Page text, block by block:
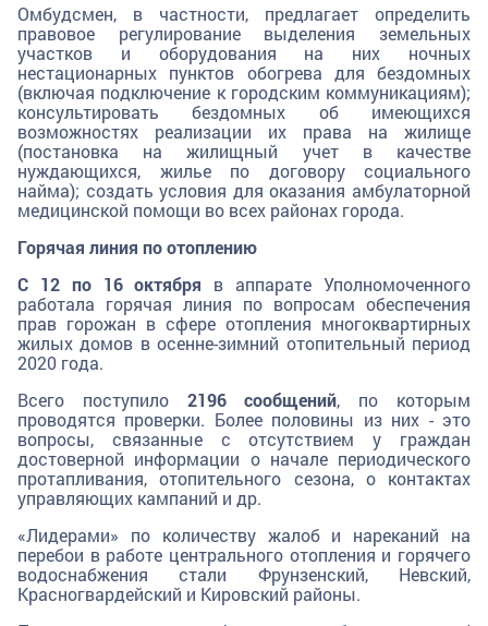
Омбудсмен, в частности, предлагает определить
правовое регулирование выделения земельных
участков и оборудования на них ночных
нестационарных пунктов обогрева для бездомных
(включая подключение к городским коммуникациям);
консультировать бездомных об имеющихся
возможностях реализации их права на жилище
(постановка на жилищный учет в качестве
нуждающихся, жилье по договору социального
найма); создать условия для оказания амбулаторной
медицинской помощи во всех районах города.
Горячая линия по отоплению
С 12 по 16 октября в аппарате Уполномоченного
работала горячая линия по вопросам обеспечения
прав горожан в сфере отопления многоквартирных
жилых домов в осенне-зимний отопительный период
2020 года.
Всего поступило 2196 сообщений, по которым
проводятся проверки. Более половины из них - это
вопросы, связанные с отсутствием у граждан
достоверной информации о начале периодического
протапливания, отопительного сезона, о контактах
управляющих кампаний и др.
«Лидерами» по количеству жалоб и нареканий на
перебои в работе центрального отопления и горячего
водоснабжения стали Фрунзенский, Невский,
Красногвардейский и Кировский районы.